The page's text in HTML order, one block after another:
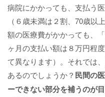
病院にかかっても、支払う
（６歳未満は２割、70歳以
額の医療費がかかっても、
ヶ月の支払い額は８万円程
て異なります）。それでは
あるのでしょうか？ 民間の
ーできない部分を補うのが